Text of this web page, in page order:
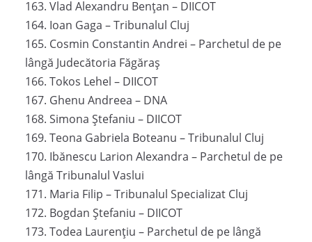
163. Vlad Alexandru Bențan – DIICOT
164. Ioan Gaga – Tribunalul Cluj
165. Cosmin Constantin Andrei – Parchetul de pe
lângă Judecătoria Făgăraș
166. Tokos Lehel – DIICOT
167. Ghenu Andreea – DNA
168. Simona Ștefaniu – DIICOT
169. Teona Gabriela Boteanu – Tribunalul Cluj
170. Ibănescu Larion Alexandra – Parchetul de pe
lângă Tribunalul Vaslui
171. Maria Filip – Tribunalul Specializat Cluj
172. Bogdan Ștefaniu – DIICOT
173. Todea Laurențiu – Parchetul de pe lângă